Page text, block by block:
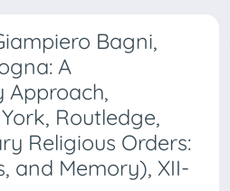
Bagni,
A
Approach,
Routledge,
Religious Orders:
and Memory), XII-